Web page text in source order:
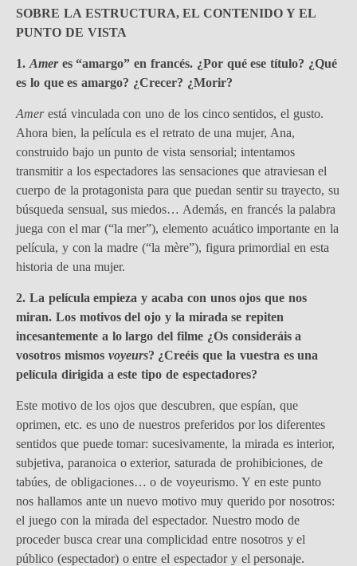
SOBRE LA ESTRUCTURA, EL CONTENIDO Y EL
PUNTO DE VISTA
1. Ameres “amargo” en francés. ¿Por qué ese título? ¿Qué
es lo que es amargo? ¿Crecer? ¿Morir?
Amer está vinculada con uno de los cinco sentidos, el gusto.
Ahora bien, la película es el retrato de una mujer, Ana,
construido bajo un punto de vista sensorial; intentamos
transmitir a los espectadores las sensaciones que atraviesan el
cuerpo de la protagonista para que puedan sentir su trayecto, su
búsqueda sensual, sus miedos… Además, en francés la palabra
juega con el mar (“la mer”), elemento acuático importante en la
película, y con la madre (“la mère”), figura primordial en esta
historia de una mujer.
2. La película empieza y acaba con unos ojos que nos
miran. Los motivos del ojo y la mirada se repiten
incesantemente a lo largo del filme ¿Os consideráis a
vosotros mismos voyeurs? ¿Creéis que la vuestra es una
película dirigida a este tipo de espectadores?
Este motivo de los ojos que descubren, que espían, que
oprimen, etc. es uno de nuestros preferidos por los diferentes
sentidos que puede tomar: sucesivamente, la mirada es interior,
subjetiva, paranoica o exterior, saturada de prohibiciones, de
tabúes, de obligaciones… o de voyeurismo. Y en este punto
nos hallamos ante un nuevo motivo muy querido por nosotros:
el juego con la mirada del espectador. Nuestro modo de
proceder busca crear una complicidad entre nosotros y el
público (espectador) o entre el espectador y el personaje.